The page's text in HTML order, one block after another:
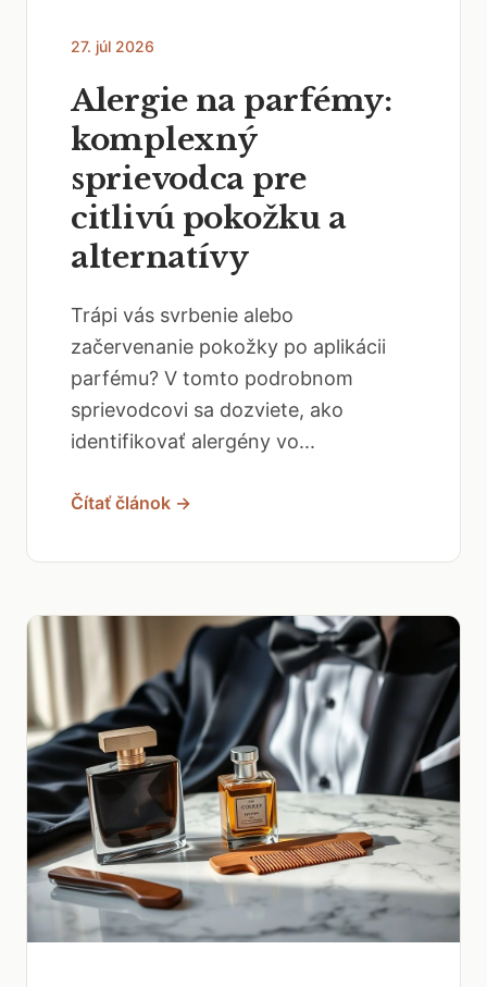
27. júl 2026
Alergie na parfémy:
komplexný
sprievodca pre
citlivú pokožku a
alternatívy
Trápi vás svrbenie alebo
začervenanie pokožky po aplikácii
parfému? V tomto podrobnom
sprievodcovi sa dozviete, ako
identifikovať alergény vo...
Čítať článok →